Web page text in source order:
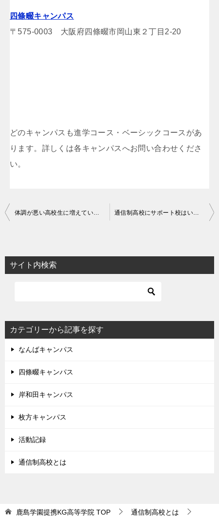
四條畷キャンパス
〒575-0003 大阪府四條畷市岡山東２丁目2-20
どのキャンパスも進学コース・ベーシックコースがあ
ります。詳しくは各キャンパスへお問い合わせくださ
い。
投
ビ
ゲ
ョ
ン
サイト内検索
カテゴリーから記事を探す
なんばキャンパス
四條畷キャンパス
岸和田キャンパス
枚方キャンパス
活動記録
通信制高校とは
鹿島学園提携KG高等学院 TOP
通信制高校とは